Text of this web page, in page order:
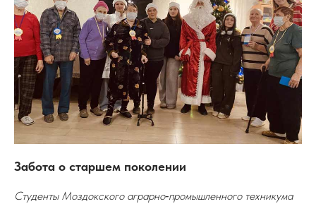
Забота о старшем поколении
Студенты Моздокского аграрно‑промышленного техникума